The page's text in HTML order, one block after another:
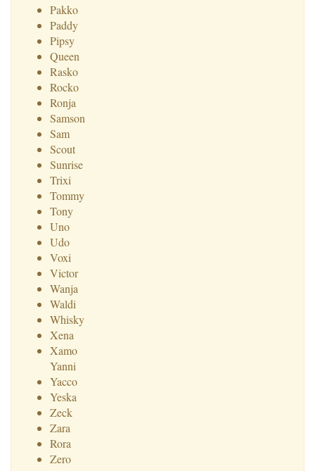
Pakko
Paddy
Pipsy
Queen
Rasko
Rocko
Ronja
Samson
Sam
Scout
Sunrise
Trixi
Tommy
Tony
Uno
Udo
Voxi
Victor
Wanja
Waldi
Whisky
Xena
Xamo
Yanni
Yacco
Yeska
Zeck
Zara
Rora
Zero